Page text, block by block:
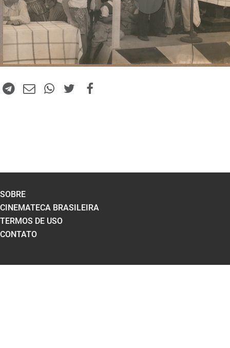
SOBRE
CINEMATECA BRASILEIRA
TERMOS DE USO
CONTATO